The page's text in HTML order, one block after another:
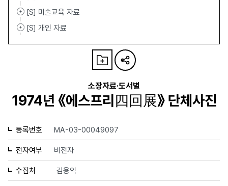
[S] 미술교육 자료
[S] 개인 자료
소장자료·도서별
1974년 《에스프리四回展》 단체사진
등록번호 MA-03-00049097
전자여부 비전자
수집처 김용익